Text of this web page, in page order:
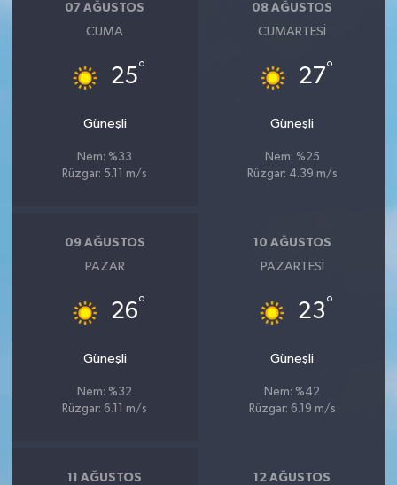
07 AĞUSTOS
CUMA
25°
Güneşli
Nem: %33
Rüzgar: 5.11 m/s
08 AĞUSTOS
CUMARTESI
27°
Güneşli
Nem: %25
Rüzgar: 4.39 m/s
09 AĞUSTOS
PAZAR
26°
Güneşli
Nem: %32
Rüzgar: 6.11 m/s
10 AĞUSTOS
PAZARTESI
23°
Güneşli
Nem: %42
Rüzgar: 6.19 m/s
11 AĞUSTOS 12 AĞUSTOS